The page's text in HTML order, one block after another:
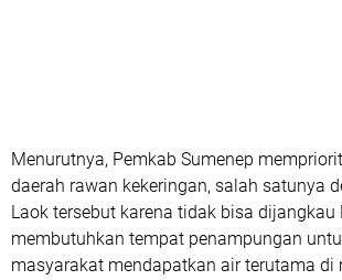
Menurutnya, Pemkab Sumenep
daerah rawan kekeringan, salah satunya
Laok tersebut karena tidak bisa dijangkau
membutuhkan tempat penampungan
masyarakat mendapatkan air terutama di